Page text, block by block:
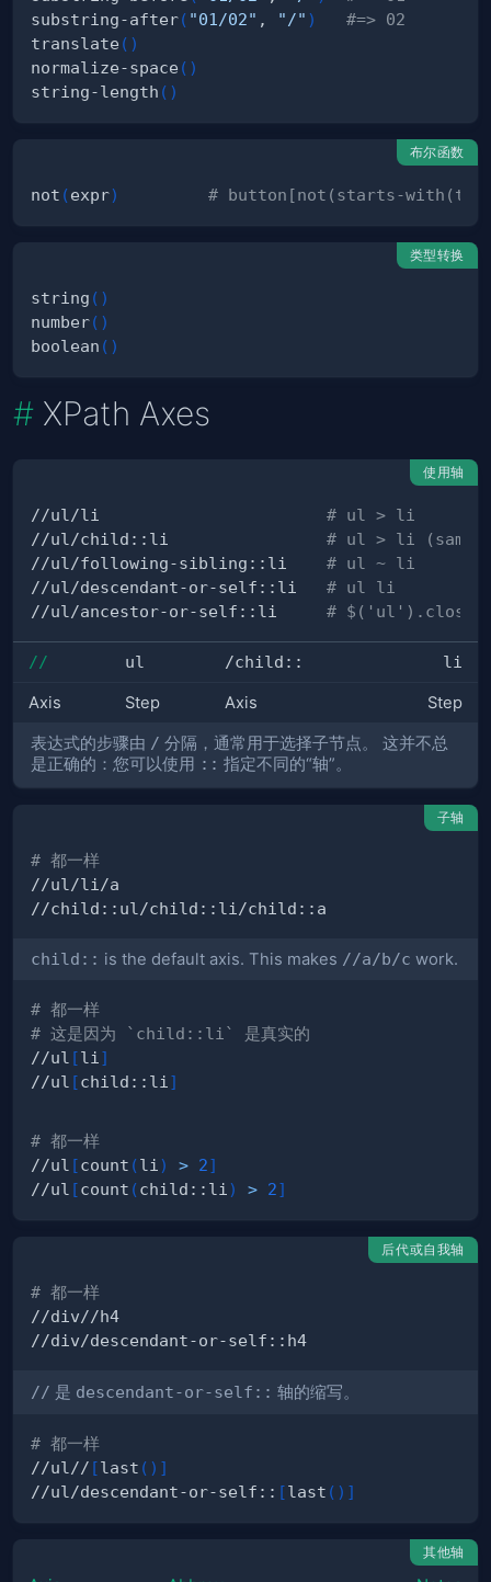
substring-after( "01/02" , "/" )
#=> 02
translate ( )
normalize-space ( )
string-length ( )
布尔函数
not (expr) # button[not(starts-
类型转换
string ( )
number( )
boolean ( )
XPath Axes
使用轴
//ul/li # ul > li
//ul/child::li # ul > li (same)
//ul/following-sibling::li # ul ~ li
//ul/descendant-or-self::li # ul li
//ul/ancestor-or-self::li #
// ul /child:: li
Axis Step Axis Step
表达式的步骤由 / 分隔，通常用于选择子节点。 这并不总
是正确的：您可以使用 :: 指定不同的“轴”。
子轴
# 都一样
child:: is the default axis. This makes //a/b/c work.
# 都一样
# 这是因为 `child::li` 是真实的
//ul [li]
//ul [child::li]
# 都一样
//ul [count (li) > 2]
//ul [count (child::li) > 2]
后代或自我轴
# 都一样
// 是 descendant-or-self:: 轴的缩写。
# 都一样
//ul// [last ( ) ]
//ul/descendant-or-self:: [last ( ) ]
其他轴